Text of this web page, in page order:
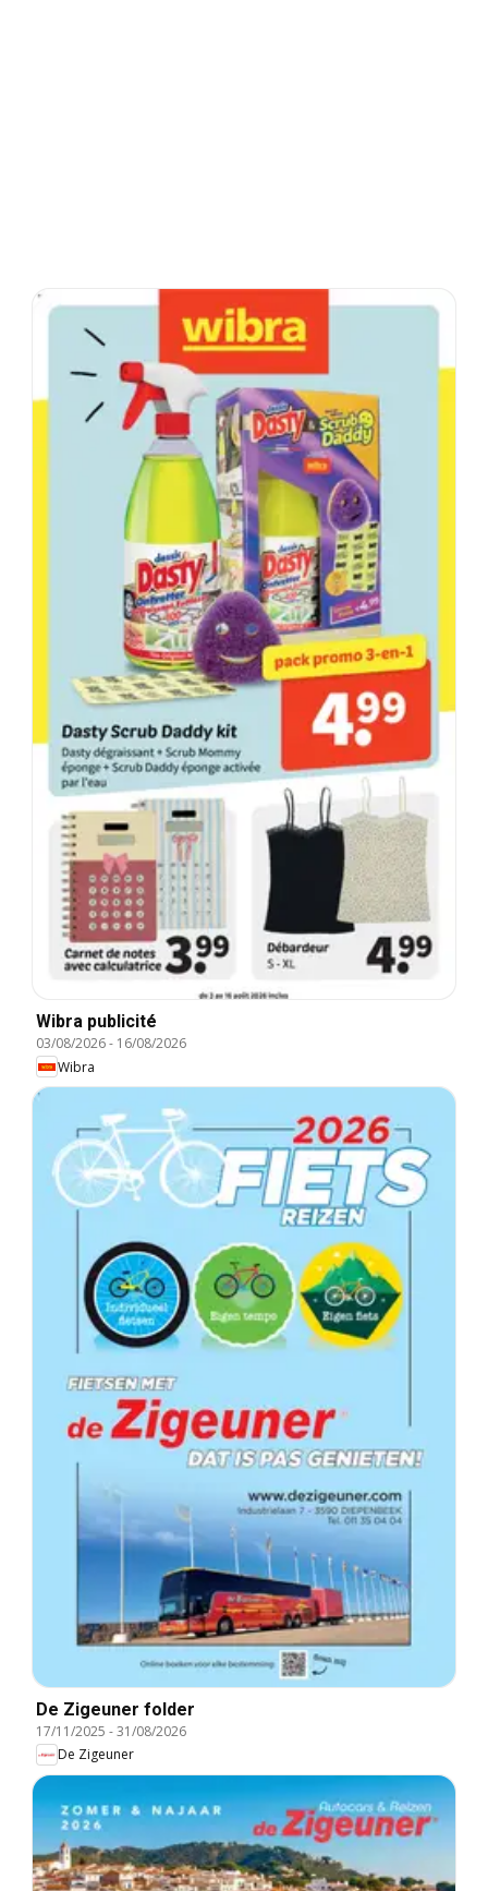
Wibra publicité
03/08/2026- 16/08/2026
Wibra
De Zigeuner folder
17/11/2025 -31/08/2026
De Zigeuner